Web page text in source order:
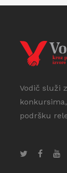
Vodič služi
podršku